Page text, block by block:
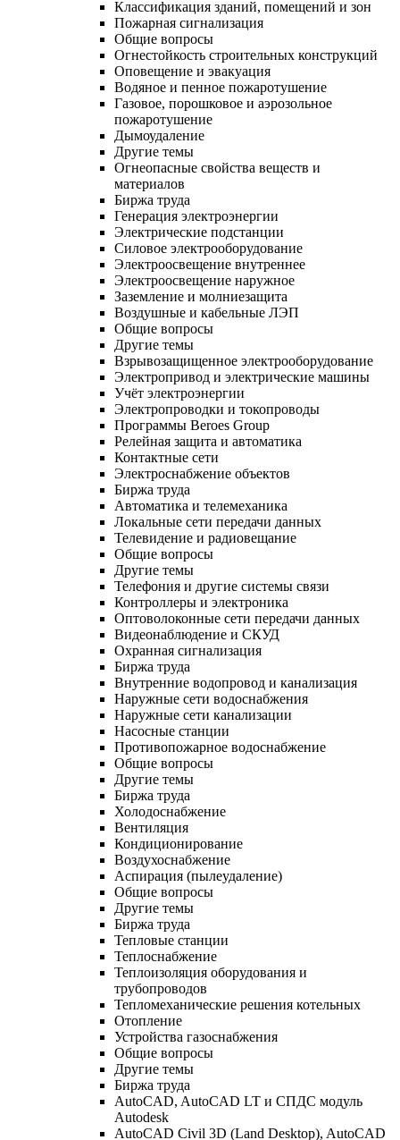
Классификация зданий, помещений и зон
Пожарная сигнализация
Общие вопросы
Огнестойкость строительных конструкций
Оповещение и эвакуация
Водяное и пенное пожаротушение
Газовое, порошковое и аэрозольное
пожаротушение
Дымоудаление
Другие темы
Огнеопасные свойства веществ и
материалов
Биржа труда
Генерация электроэнергии
Электрические подстанции
Силовое электрооборудование
Электроосвещение внутреннее
Электроосвещение наружное
Заземление и молниезащита
Воздушные и кабельные ЛЭП
Общие вопросы
Другие темы
Взрывозащищенное электрооборудование
Электропривод и электрические машины
Учёт электроэнергии
Электропроводки и токопроводы
Программы Beroes Group
Релейная защита и автоматика
Контактные сети
Электроснабжение объектов
Биржа труда
Автоматика и телемеханика
Локальные сети передачи данных
Телевидение и радиовещание
Общие вопросы
Другие темы
Телефония и другие системы связи
Контроллеры и электроника
Оптоволоконные сети передачи данных
Видеонаблюдение и СКУД
Охранная сигнализация
Биржа труда
Внутренние водопровод и канализация
Наружные сети водоснабжения
Наружные сети канализации
Насосные станции
Противопожарное водоснабжение
Общие вопросы
Другие темы
Биржа труда
Холодоснабжение
Вентиляция
Кондиционирование
Воздухоснабжение
Аспирация (пылеудаление)
Общие вопросы
Другие темы
Биржа труда
Тепловые станции
Теплоснабжение
Теплоизоляция оборудования и
трубопроводов
Тепломеханические решения котельных
Отопление
Устройства газоснабжения
Общие вопросы
Другие темы
Биржа труда
AutoCAD, AutoCAD LT и СПДС модуль
Autodesk
AutoCAD Civil 3D (Land Desktop), AutoCAD